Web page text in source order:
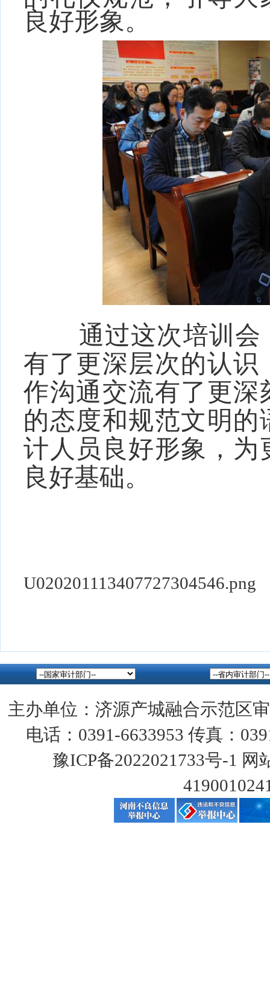
良好形象。
通过这次培训会
有了更深层次的认
作沟通交流有了更深
的态度和规范文明 的
计人员良好形象，
良好基础。
U020201113407727304546.png
主办单位：济源产城融合示范区
电话：0391-6633953 传真：
豫ICP备2022021733号-1 网